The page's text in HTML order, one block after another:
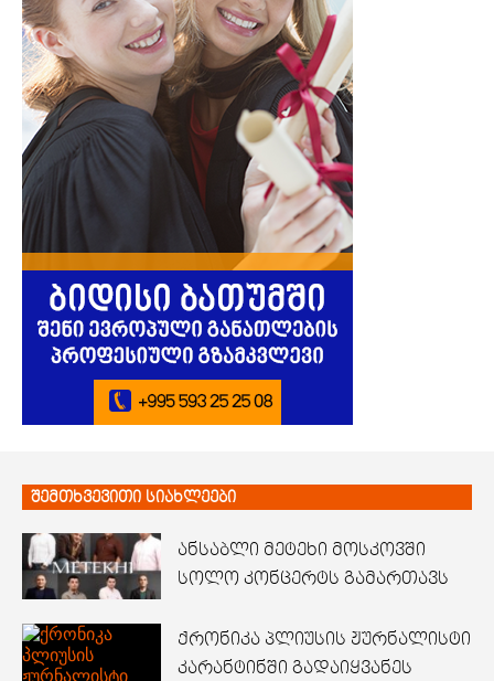
შემთხვევითი სიახლეები
ანსაბლი მეტეხი მოსკოვში
სოლო კონცერტს გამართავს
ქრონიკა პლიუსის ჟურნალისტი
კარანტინში გადაიყვანეს